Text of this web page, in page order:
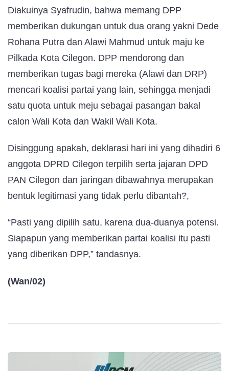
Diakuinya Syafrudin, bahwa memang DPP
memberikan dukungan untuk dua orang yakni Dede
Rohana Putra dan Alawi Mahmud untuk maju ke
Pilkada Kota Cilegon. DPP mendorong dan
memberikan tugas bagi mereka (Alawi dan DRP)
mencari koalisi partai yang lain, sehingga menjadi
satu quota untuk meju sebagai pasangan bakal
calon Wali Kota dan Wakil Wali Kota.
Disinggung apakah, deklarasi hari ini yang dihadiri 6
anggota DPRD Cilegon terpilih serta jajaran DPD
PAN Cilegon dan jaringan dibawahnya merupakan
bentuk legitimasi yang tidak perlu dibantah?,
“Pasti yang dipilih satu, karena dua-duanya potensi.
Siapapun yang memberikan partai koalisi itu pasti
yang diberikan DPP,” tandasnya.
(Wan/02)